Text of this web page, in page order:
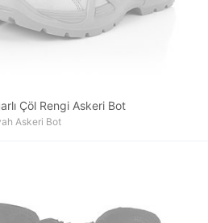
Çöl Rengi Askeri Bot
Askeri Bot